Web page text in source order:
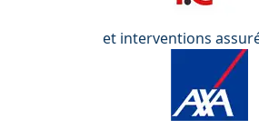
et interventions